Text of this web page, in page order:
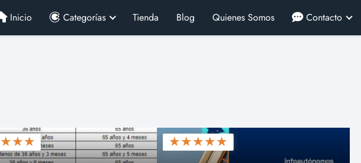
Inicio Categorías Tienda Blog Quienes Somos Contacto
★★★ ★★★★★